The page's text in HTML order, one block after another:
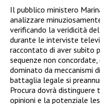
Il pubblico ministero
analizzare
verificando la veridicità
durante le interviste
raccontato di aver subito
sequenze non
dominato da meccanismi
battaglia legale si
Procura dovrà distinguere
opinioni e la potenziale